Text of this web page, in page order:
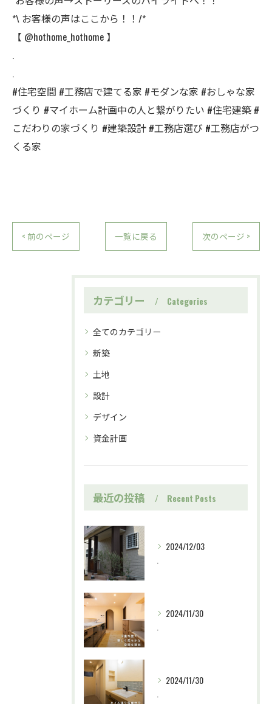
*\ お客様の声はここから！！/*
【 @hothome_hothome 】
.
.
#住宅空間 #工務店で建てる家 #モダンな家 #おしゃな家
づくり #マイホーム計画中の人と繋がりたい #住宅建築 #
こだわりの家づくり #建築設計 #工務店選び #工務店がつ
くる家
< 前のページ 一覧に戻る 次のページ >
カテゴリー Categories
全てのカテゴリー
新築
土地
設計
デザイン
資金計画
最近の投稿 Recent Posts
2024/12/03
2024/11/30
2024/11/30